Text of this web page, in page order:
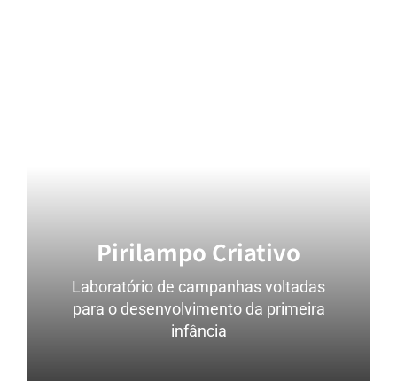
Pirilampo Criativo
Laboratório de campanhas voltadas
para o desenvolvimento da primeira
infância